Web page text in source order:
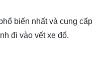
biến nhất và cung cấp
đi vào vết xe đổ.